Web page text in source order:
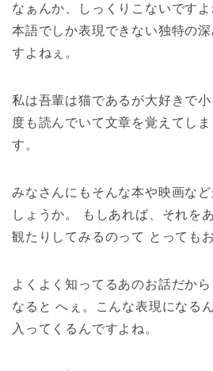
なぁんか、しっくりこないです
本語でしか表現できない独特の
すよねぇ。
私は吾輩は猫であるが大好きで
度も読んでいて文章を覚えてし
す。
みなさんにもそんな本や映画な
しょうか。 もしあれば、それを
観たりしてみるのって とっても
よくよく知ってるあのお話だか
なると へぇ。こんな表現になる
入ってくるんですよね。